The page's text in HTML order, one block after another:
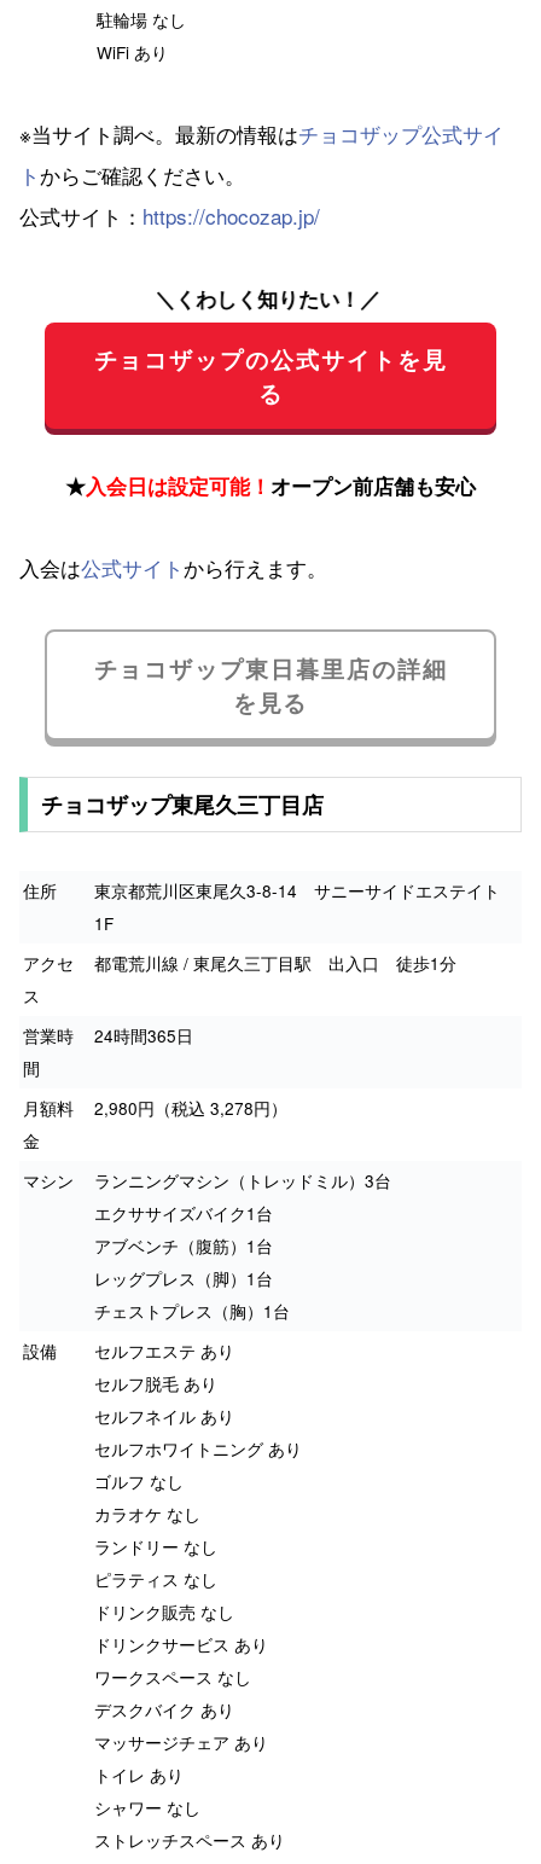
駐輪場 なし
WiFi あり
※当サイト調べ。最新の情報はチョコザップ公式サイ
ト からご確認ください。
公式サイト： https://chocozap.jp/
＼くわしく知りたい！／
チョコザップの公式サイトを見
る
★入会日は設定可能！ オープン前店舗も安心
入会は公式サイト から行えます。
チョコザップ東日暮里店の詳細
を見る
チョコザップ東尾久三丁目店
住所
東京都荒川区東尾久3-8-14 サニーサイドエステイト
1F
アクセ
ス
都電荒川線 / 東尾久三丁目駅 出入口 徒歩1分
営業時
間
24時間365日
月額料
金
2,980円（税込 3,278円）
マシン
ランニングマシン（トレッドミル）3台
エクササイズバイク1台
アブベンチ（腹筋）1台
レッグプレス（脚）1台
チェストプレス（胸）1台
設備
セルフエステ あり
セルフ脱毛 あり
セルフネイル あり
セルフホワイトニング あり
ゴルフ なし
カラオケ なし
ランドリー なし
ピラティス なし
ドリンク販売 なし
ドリンクサービス あり
ワークスペース なし
デスクバイク あり
マッサージチェア あり
トイレ あり
シャワー なし
ストレッチスペース あり